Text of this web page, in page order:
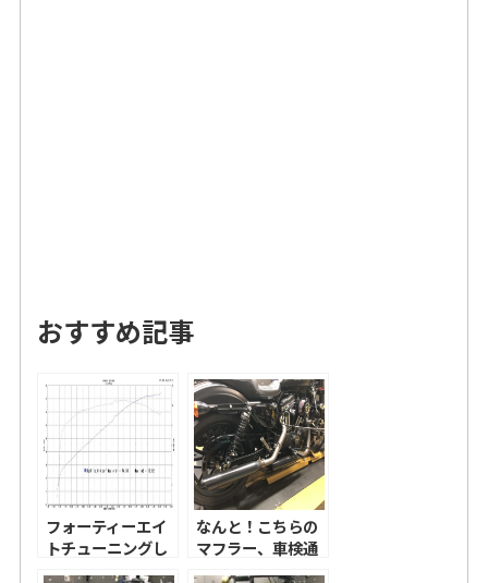
おすすめ記事
フォーティーエイ
トチューニングし
ました！
なんと！こちらの
マフラー、車検通
ります！